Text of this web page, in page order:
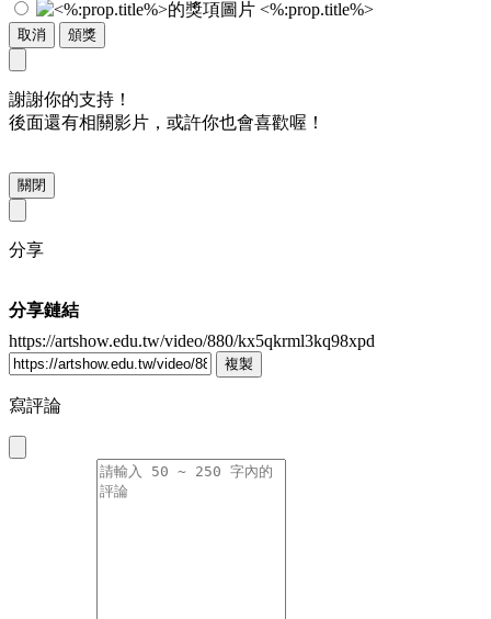
<%:prop.title%>
取消 頒獎
謝謝你的支持！
後面還有相關影片，或許你也會喜歡喔！
關閉
分享
分享鏈結
https://artshow.edu.tw/video/880/kx5qkrml3kq98xpd
複製
寫評論